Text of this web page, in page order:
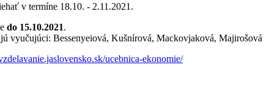
v termíne 18.10. - 2.11.2021.
do 15.10.2021.
vyučujúci: Bessenyeiová, Kušnírová, Mackovjaková, Majirošová
ucebnica-ekonomie/